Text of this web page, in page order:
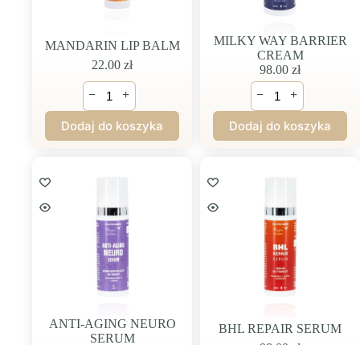
MANDARIN LIP BALM
22.00 zł
ilość
MANDARIN
LIP
BALM
− +
Dodaj do koszyka
MILKY WAY BARRIER
CREAM
98.00 zł
ilość
MILKY
WAY
BARRIER
CREAM
− +
Dodaj do koszyka
ANTI-AGING NEURO
SERUM
BHL REPAIR SERUM